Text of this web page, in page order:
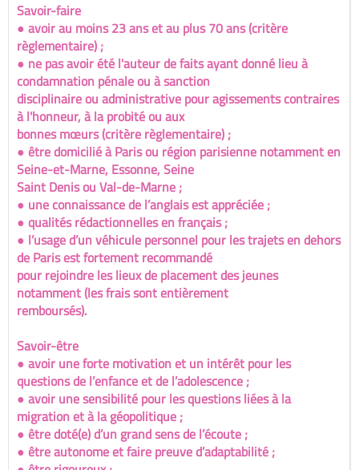
Savoir-faire
● avoir au moins 23 ans et au plus 70 ans (critère
règlementaire) ;
● ne pas avoir été l'auteur de faits ayant donné lieu à
condamnation pénale ou à sanction
disciplinaire ou administrative pour agissements contraires
à l'honneur, à la probité ou aux
bonnes mœurs (critère règlementaire) ;
● être domicilié à Paris ou région parisienne notamment en
Seine-et-Marne, Essonne, Seine
Saint Denis ou Val-de-Marne ;
● une connaissance de l’anglais est appréciée ;
● qualités rédactionnelles en français ;
● l’usage d’un véhicule personnel pour les trajets en dehors
de Paris est fortement recommandé
pour rejoindre les lieux de placement des jeunes
notamment (les frais sont entièrement
remboursés).
Savoir-être
● avoir une forte motivation et un intérêt pour les
questions de l’enfance et de l’adolescence ;
● avoir une sensibilité pour les questions liées à la
migration et à la géopolitique ;
● être doté(e) d’un grand sens de l’écoute ;
● être autonome et faire preuve d’adaptabilité ;